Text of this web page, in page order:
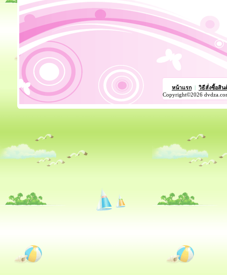
หน้าแรก
วิธีสั่งซื้อสิน
Copyright©2026